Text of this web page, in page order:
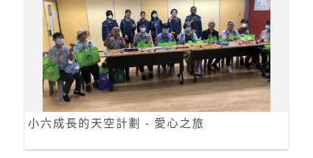
小六成長的天空計劃 - 愛心之旅